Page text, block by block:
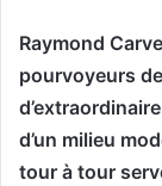
Raymond
pourvoyeurs
d’un milieu
tour à tour